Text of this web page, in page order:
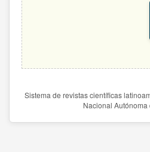
Sistema de revistas científicas
Nacional Autónoma